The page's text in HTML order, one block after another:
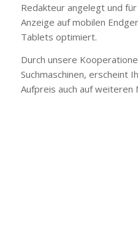
Redakteur angelegt und
Anzeige auf mobilen
Tablets optimiert.
Durch unsere
Suchmaschinen, erscheint
Aufpreis auch auf weiteren